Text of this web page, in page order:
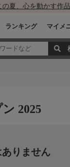
の夏、心を動かす作
ランキング マイメ
2025
りません